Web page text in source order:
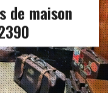
de maison